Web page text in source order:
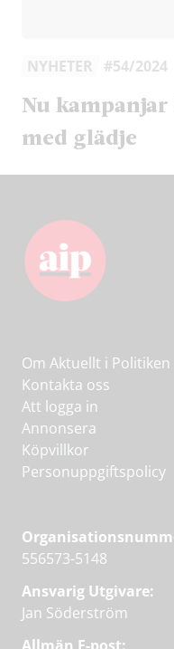
NYHETER #54/2024
Nu kampanjar
med glädje
Om Aktuellt i Politiken
Kontakta oss
Att logga in
Annonsera
Köpvillkor
Personuppgiftspolicy
556573-5148
Ansvarig Utgivare:
Jan Söderström